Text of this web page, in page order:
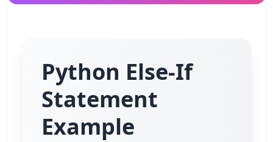
Python Else-If
Statement
Example